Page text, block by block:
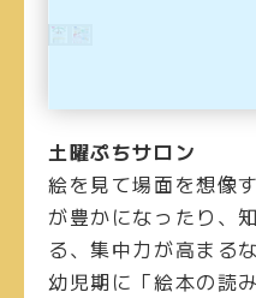
土曜ぷちサロン
絵を見て場面を想像
が豊かになったり、
る、集中力が高まる
幼児期に「絵本の読